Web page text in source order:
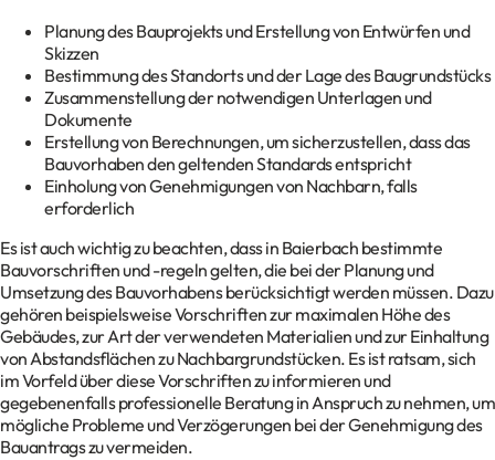
Planung des Bauprojekts und Erstellung von Entwürfen und
Skizzen
Bestimmung des Standorts und der Lage des Baugrundstücks
Zusammenstellung der notwendigen Unterlagen und
Dokumente
Erstellung von Berechnungen, um sicherzustellen, dass das
Bauvorhaben den geltenden Standards entspricht
Einholung von Genehmigungen von Nachbarn, falls
erforderlich
Es ist auch wichtig zu beachten, dass in Baierbach bestimmte
Bauvorschriften und -regeln gelten, die bei der Planung und
Umsetzung des Bauvorhabens berücksichtigt werden müssen. Dazu
gehören beispielsweise Vorschriften zur maximalen Höhe des
Gebäudes, zur Art der verwendeten Materialien und zur Einhaltung
von Abstandsflächen zu Nachbargrundstücken. Es ist ratsam, sich
im Vorfeld über diese Vorschriften zu informieren und
gegebenenfalls professionelle Beratung in Anspruch zu nehmen, um
mögliche Probleme und Verzögerungen bei der Genehmigung des
Bauantrags zu vermeiden.